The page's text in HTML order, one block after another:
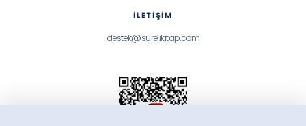
İLETİŞİM
destek@surelikitap.com